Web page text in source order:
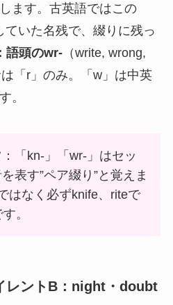
ます。古英語ではこの
ていた名残で、綴りに残っ
語頭のwr-（write, wrong,
「r」のみ。「w」は中英
。
「kn-」「wr-」はセッ
表す”ペア綴り”と覚えま
はなく必ずknife、riteで
。
レントB：night・doubt